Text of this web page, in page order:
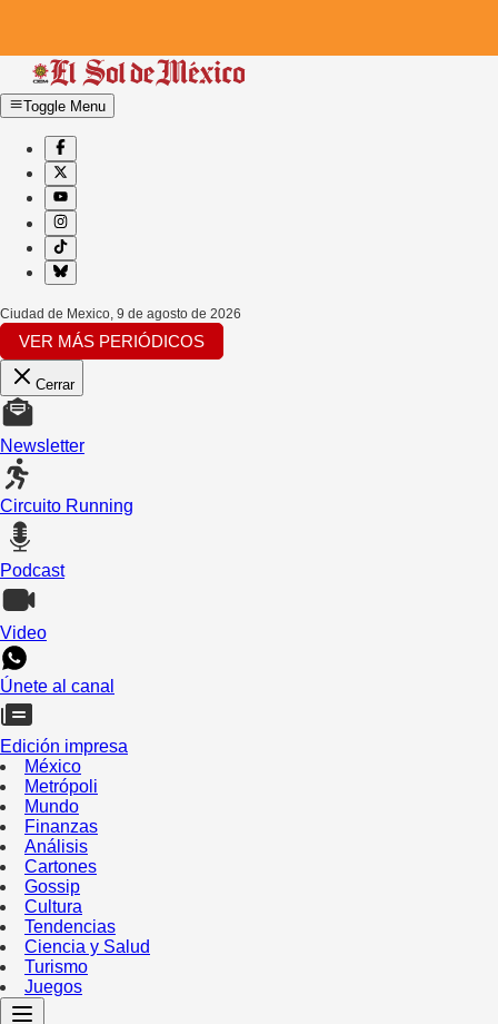
Toggle Menu
Ciudad de Mexico, 9 de agosto de 2026
VER MÁS PERIÓDICOS
Cerrar
Newsletter
Circuito Running
Podcast
Video
Únete al canal
Edición impresa
México
Metrópoli
Mundo
Finanzas
Análisis
Cartones
Gossip
Cultura
Tendencias
Ciencia y Salud
Turismo
Juegos